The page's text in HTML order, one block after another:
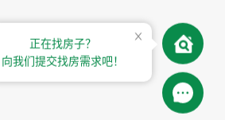
正在找房子？
向我们提交找房需求吧！